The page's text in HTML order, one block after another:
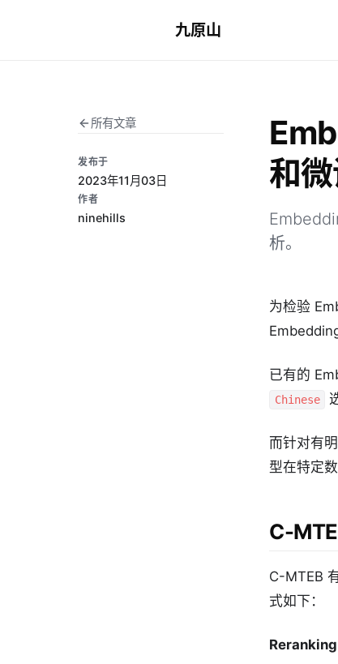
九原山
所有文章
发布于
2023年11月03日
作者
ninehills
和微
析。
为检验
已有的
Chinese
而针对有
型在特定
C-
C-MTEB
式如下：
Reranking